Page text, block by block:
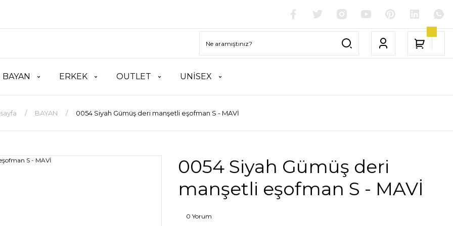
BAYAN ERKEK OUTLET UNİSEX
BAYAN 0054 Siyah Gümüş deri manşetli eşofman S - MAVİ
0054 Siyah Gümüş deri
manşetli eşofman S - MAVİ
0 Yorum